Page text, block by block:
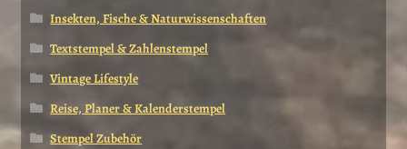
Insekten, Fische & Naturwissenschaften
Textstempel & Zahlenstempel
Vintage Lifestyle
Reise, Planer & Kalenderstempel
Stempel Zubehör